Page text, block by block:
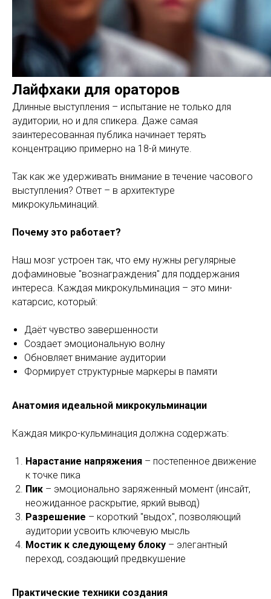
Лайфхаки для ораторов
Длинные выступления – испытание не только для
аудитории, но и для спикера. Даже самая
заинтересованная публика начинает терять
концентрацию примерно на 18-й минуте.
Так как же удерживать внимание в течение часового
выступления? Ответ – в архитектуре
микрокульминаций.
Почему это работает?
Наш мозг устроен так, что ему нужны регулярные
дофаминовые "вознаграждения" для поддержания
интереса. Каждая микрокульминация – это мини-
катарсис, который:
Даёт чувство завершенности
Создает эмоциональную волну
Обновляет внимание аудитории
Формирует структурные маркеры в памяти
Анатомия идеальной микрокульминации
Каждая микро-кульминация должна содержать:
Нарастание напряжения – постепенное движение
к точке пика
Пик – эмоционально заряженный момент (инсайт,
неожиданное раскрытие, яркий вывод)
Разрешение – короткий "выдох", позволяющий
аудитории усвоить ключевую мысль
Мостик к следующему блоку – элегантный
переход, создающий предвкушение
Практические техники создания